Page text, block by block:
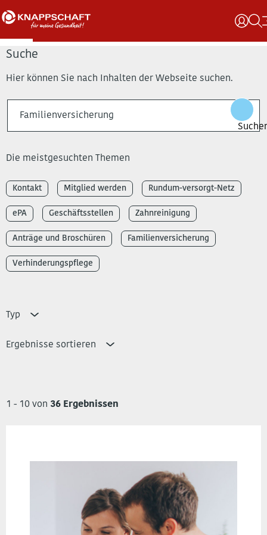
Suche
Hier können Sie nach Inhalten der Webseite suchen.
Die meistgesuchten Themen
Kontakt Mitglied werden Rundum-versorgt-Netz
ePA Geschäftsstellen Zahnreinigung
Anträge und Broschüren Familienversicherung
Verhinderungspflege
Typ
Ergebnisse sortieren
1 - 10 von 36 Ergebnissen